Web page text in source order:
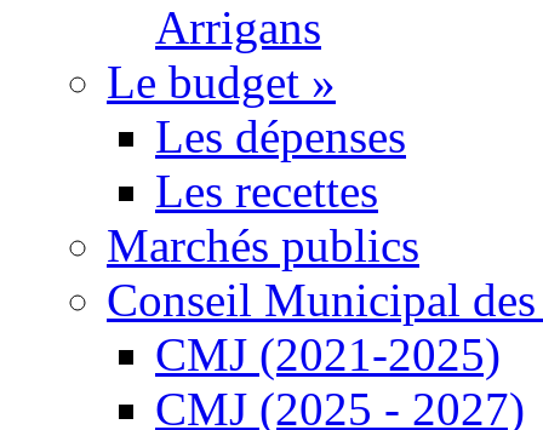
Arrigans
Le budget »
Les dépenses
Les recettes
Marchés publics
Conseil Municipal
CMJ (2021-2025)
CMJ (2025 - 2027)